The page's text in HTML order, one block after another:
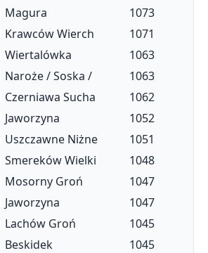
Magura
1073
Krawców Wierch
1071
Wiertalówka
1063
Naroże / Soska /
1063
Czerniawa Sucha
1062
Jaworzyna
1052
Uszczawne Niżne
1051
Smereków Wielki
1048
Mosorny Groń
1047
Jaworzyna
1047
Lachów Groń
1045
Beskidek
1045